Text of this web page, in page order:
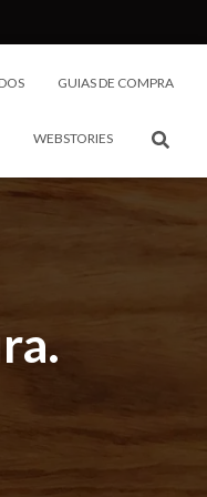
GUIAS DE COMPRA
WEBSTORIES